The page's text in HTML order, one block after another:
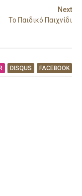
Next
Το Παιδικό Παιχνίδι
DISQUS FACEBOOK